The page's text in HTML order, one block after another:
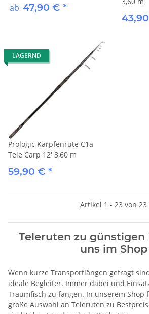
ab 47,90 € *
LAGERND
Prologic Karpfenrute C1a
Tele Carp 12' 3,60 m
59,90 € *
Artikel 1 - 23 von 23
Teleruten zu günstigen
uns im Shop
Wenn kurze Transportlängen gefragt
ideale Begleiter. Immer dabei und
Traumfisch zu fangen. In unserem Shop
große Auswahl an Teleruten zu